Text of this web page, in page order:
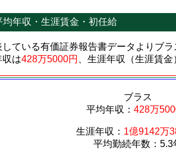
均年収・生涯賃金・初任給
ている有価証券報告書データよりブラ
収は428万5000円 、生涯年収（生涯賃金
ブラス
平均年収： 428万
生涯年収： 1億9142万
平均勤続年数：5.3